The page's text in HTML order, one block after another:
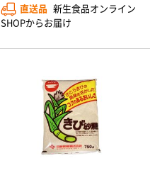
直送品 新生食品オンライン
SHOPからお届け